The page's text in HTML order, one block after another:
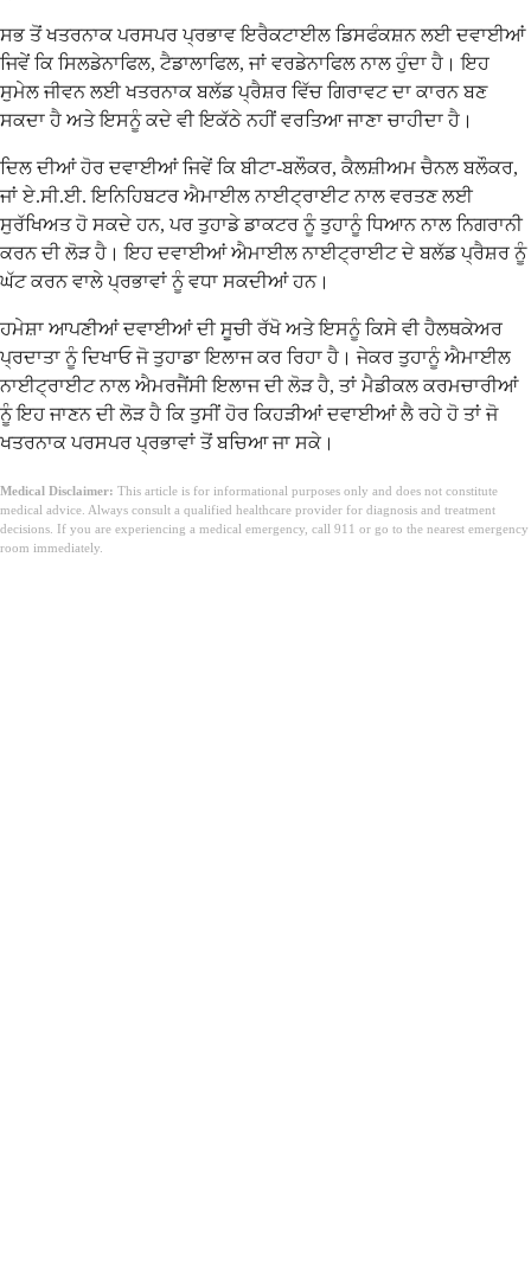
ਸਭ ਤੋਂ ਖਤਰਨਾਕ ਪਰਸਪਰ ਪ੍ਰਭਾਵ ਇਰੈਕਟਾਈਲ ਡਿਸਫੰਕਸ਼ਨ ਲਈ ਦਵਾਈਆਂ
ਜਿਵੇਂ ਕਿ ਸਿਲਡੇਨਾਫਿਲ, ਟੈਡਾਲਾਫਿਲ, ਜਾਂ ਵਰਡੇਨਾਫਿਲ ਨਾਲ ਹੁੰਦਾ ਹੈ। ਇਹ
ਸੁਮੇਲ ਜੀਵਨ ਲਈ ਖਤਰਨਾਕ ਬਲੱਡ ਪ੍ਰੈਸ਼ਰ ਵਿੱਚ ਗਿਰਾਵਟ ਦਾ ਕਾਰਨ ਬਣ
ਸਕਦਾ ਹੈ ਅਤੇ ਇਸਨੂੰ ਕਦੇ ਵੀ ਇਕੱਠੇ ਨਹੀਂ ਵਰਤਿਆ ਜਾਣਾ ਚਾਹੀਦਾ ਹੈ।
ਦਿਲ ਦੀਆਂ ਹੋਰ ਦਵਾਈਆਂ ਜਿਵੇਂ ਕਿ ਬੀਟਾ-ਬਲੌਕਰ, ਕੈਲਸ਼ੀਅਮ ਚੈਨਲ ਬਲੌਕਰ,
ਜਾਂ ਏ.ਸੀ.ਈ. ਇਨਿਹਿਬਟਰ ਐਮਾਈਲ ਨਾਈਟ੍ਰਾਈਟ ਨਾਲ ਵਰਤਣ ਲਈ
ਸੁਰੱਖਿਅਤ ਹੋ ਸਕਦੇ ਹਨ, ਪਰ ਤੁਹਾਡੇ ਡਾਕਟਰ ਨੂੰ ਤੁਹਾਨੂੰ ਧਿਆਨ ਨਾਲ ਨਿਗਰਾਨੀ
ਕਰਨ ਦੀ ਲੋੜ ਹੈ। ਇਹ ਦਵਾਈਆਂ ਐਮਾਈਲ ਨਾਈਟ੍ਰਾਈਟ ਦੇ ਬਲੱਡ ਪ੍ਰੈਸ਼ਰ ਨੂੰ
ਘੱਟ ਕਰਨ ਵਾਲੇ ਪ੍ਰਭਾਵਾਂ ਨੂੰ ਵਧਾ ਸਕਦੀਆਂ ਹਨ।
ਹਮੇਸ਼ਾ ਆਪਣੀਆਂ ਦਵਾਈਆਂ ਦੀ ਸੂਚੀ ਰੱਖੋ ਅਤੇ ਇਸਨੂੰ ਕਿਸੇ ਵੀ ਹੈਲਥਕੇਅਰ
ਪ੍ਰਦਾਤਾ ਨੂੰ ਦਿਖਾਓ ਜੋ ਤੁਹਾਡਾ ਇਲਾਜ ਕਰ ਰਿਹਾ ਹੈ। ਜੇਕਰ ਤੁਹਾਨੂੰ ਐਮਾਈਲ
ਨਾਈਟ੍ਰਾਈਟ ਨਾਲ ਐਮਰਜੈਂਸੀ ਇਲਾਜ ਦੀ ਲੋੜ ਹੈ, ਤਾਂ ਮੈਡੀਕਲ ਕਰਮਚਾਰੀਆਂ
ਨੂੰ ਇਹ ਜਾਣਨ ਦੀ ਲੋੜ ਹੈ ਕਿ ਤੁਸੀਂ ਹੋਰ ਕਿਹੜੀਆਂ ਦਵਾਈਆਂ ਲੈ ਰਹੇ ਹੋ ਤਾਂ ਜੋ
ਖਤਰਨਾਕ ਪਰਸਪਰ ਪ੍ਰਭਾਵਾਂ ਤੋਂ ਬਚਿਆ ਜਾ ਸਕੇ।
Medical Disclaimer: This article is for informational purposes only and does not constitute
medical advice. Always consult a qualified healthcare provider for diagnosis and treatment
decisions. If you are experiencing a medical emergency, call 911 or go to the nearest emergency
room immediately.